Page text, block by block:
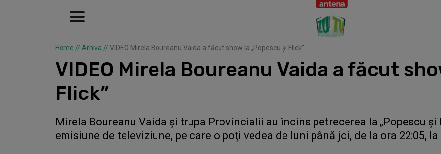
Home // Arhiva // VIDEO Mirela Boureanu Vaida a făcut show la „Popescu şi Flick”
VIDEO Mirela Boureanu Vaida a făcut
Flick”
Mirela Boureanu Vaida şi trupa Provincialii au încins petrecerea la „Popescu şi
emisiune de televiziune, pe care o poţi vedea de luni până joi, de la ora 22:05, la